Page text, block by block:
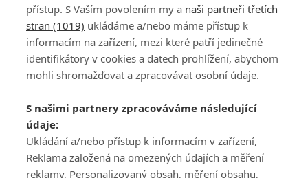
PŘIHLÁSIT
REGISTROVAT
DISKUZE
Šéfredaktorkou webu jePetr Slavík, e-mailserialy@fandimefilmu.cz
Máte-li zájem o inzerci na našem webu napište nám na e-mail
studio@koncal.com
Ochrana osobních údajů|Zásady používání cookies |Pravidla webu
Upravit nastavení soukromí
přístup. S Vaším povolením my a naši partneři třetích
stran (1019) ukládáme a/nebo máme přístup k
informacím na zařízení, mezi které patří jedinečné
identifikátory v cookies a datech prohlížení, abychom
mohli shromažďovat a zpracovávat osobní údaje.
S našimi partnery zpracováváme následující
údaje:
Ukládání a/nebo přístup k informacím v zařízení,
Reklama založená na omezených údajích a měření
reklamy, Personalizovaný obsah, měření obsahu,